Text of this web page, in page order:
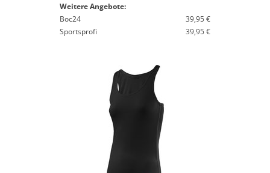
Weitere Angebote:
Boc24
39,95 €
Sportsprofi
39,95 €